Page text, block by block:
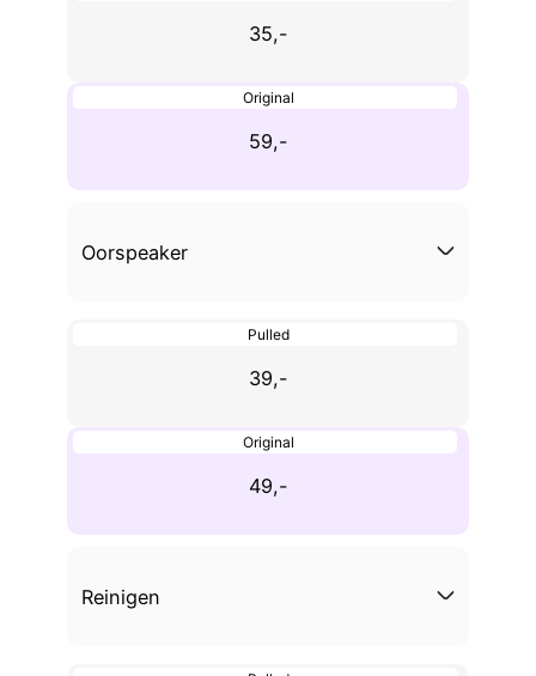
35,-
Original
59,-
Oorspeaker
Pulled
39,-
Original
49,-
Reinigen